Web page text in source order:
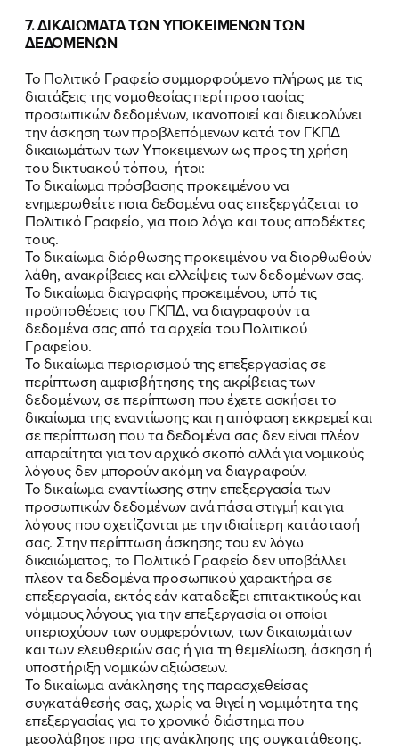
ΠΟΙΑ ΕΙΜΑΙ
ΕΡΓΟ
ΕΚΔΗΛΩΣΕΙΣ
ΝΕΑ
ΕΛΑ ΚΙ ΕΣΥ
FB IN TW YT LN VB TIKTOK
7. ΔΙΚΑΙΩΜΑΤΑ ΤΩΝ ΥΠΟΚΕΙΜΕΝΩΝ ΤΩΝ
ΔΕΔΟΜΕΝΩΝ
Το Πολιτικό Γραφείο συμμορφούμενο πλήρως με τις
διατάξεις της νομοθεσίας περί προστασίας
προσωπικών δεδομένων, ικανοποιεί και διευκολύνει
την άσκηση των προβλεπόμενων κατά τον ΓΚΠΔ
δικαιωμάτων των Υποκειμένων ως προς τη χρήση
του δικτυακού τόπου, ήτοι:
Το δικαίωμα πρόσβασης προκειμένου να
ενημερωθείτε ποια δεδομένα σας επεξεργάζεται το
Πολιτικό Γραφείο, για ποιο λόγο και τους αποδέκτες
τους.
Το δικαίωμα διόρθωσης προκειμένου να διορθωθούν
λάθη, ανακρίβειες και ελλείψεις των δεδομένων σας.
Το δικαίωμα διαγραφής προκειμένου, υπό τις
προϋποθέσεις του ΓΚΠΔ, να διαγραφούν τα
δεδομένα σας από τα αρχεία του Πολιτικού
Γραφείου.
Το δικαίωμα περιορισμού της επεξεργασίας σε
περίπτωση αμφισβήτησης της ακρίβειας των
δεδομένων, σε περίπτωση που έχετε ασκήσει το
δικαίωμα της εναντίωσης και η απόφαση εκκρεμεί και
σε περίπτωση που τα δεδομένα σας δεν είναι πλέον
απαραίτητα για τον αρχικό σκοπό αλλά για νομικούς
λόγους δεν μπορούν ακόμη να διαγραφούν.
Το δικαίωμα εναντίωσης στην επεξεργασία των
προσωπικών δεδομένων ανά πάσα στιγμή και για
λόγους που σχετίζονται με την ιδιαίτερη κατάστασή
σας. Στην περίπτωση άσκησης του εν λόγω
δικαιώματος, το Πολιτικό Γραφείο δεν υποβάλλει
πλέον τα δεδομένα προσωπικού χαρακτήρα σε
επεξεργασία, εκτός εάν καταδείξει επιτακτικούς και
νόμιμους λόγους για την επεξεργασία οι οποίοι
υπερισχύουν των συμφερόντων, των δικαιωμάτων
και των ελευθεριών σας ή για τη θεμελίωση, άσκηση ή
υποστήριξη νομικών αξιώσεων.
Το δικαίωμα ανάκλησης της παρασχεθείσας
συγκατάθεσής σας, χωρίς να θιγεί η νομιμότητα της
επεξεργασίας για το χρονικό διάστημα που
μεσολάβησε προ της ανάκλησης της συγκατάθεσης.